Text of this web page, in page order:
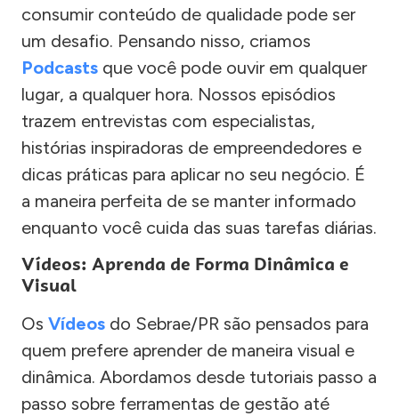
consumir conteúdo de qualidade pode ser
um desafio. Pensando nisso, criamos
Podcasts que você pode ouvir em qualquer
lugar, a qualquer hora. Nossos episódios
trazem entrevistas com especialistas,
histórias inspiradoras de empreendedores e
dicas práticas para aplicar no seu negócio. É
a maneira perfeita de se manter informado
enquanto você cuida das suas tarefas diárias.
Vídeos: Aprenda de Forma Dinâmica e
Visual
Os Vídeos do Sebrae/PR são pensados para
quem prefere aprender de maneira visual e
dinâmica. Abordamos desde tutoriais passo a
passo sobre ferramentas de gestão até